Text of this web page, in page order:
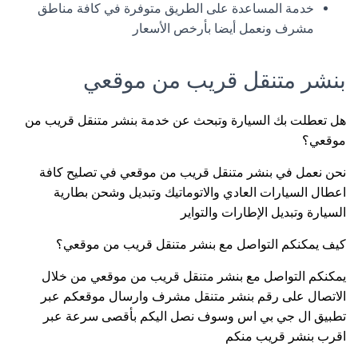
خدمة المساعدة على الطريق متوفرة في كافة مناطق
مشرف ونعمل أيضا بأرخص الأسعار
بنشر متنقل قريب من موقعي
هل تعطلت بك السيارة وتبحث عن خدمة بنشر متنقل قريب من
موقعي؟
نحن نعمل في بنشر متنقل قريب من موقعي في تصليح كافة
اعطال السيارات العادي والاتوماتيك وتبديل وشحن بطارية
السيارة وتبديل الإطارات والتواير
كيف يمكنكم التواصل مع بنشر متنقل قريب من موقعي؟
يمكنكم التواصل مع بنشر متنقل قريب من موقعي من خلال
الاتصال على رقم بنشر متنقل مشرف وارسال موقعكم عبر
تطبيق ال جي بي اس وسوف نصل اليكم بأقصى سرعة عبر
اقرب بنشر قريب منكم